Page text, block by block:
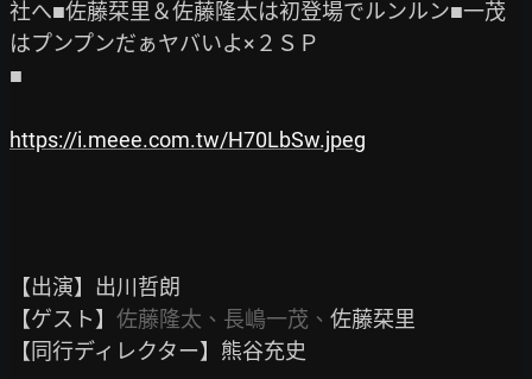
社へ■佐藤栞里＆佐藤隆太は初登場でルンルン■一茂
はプンプンだぁヤバいよ×２ＳＰ
■
https://i.meee.com.tw/H70LbSw.jpeg
【出演】出川哲朗
【ゲスト】 佐藤隆太、長嶋一茂、 佐藤栞里
【同行ディレクター】熊谷充史